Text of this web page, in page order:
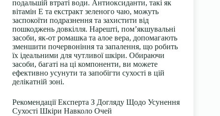
подальшій втраті води. Антиоксиданти, такі як
вітамін Е та екстракт зеленого чаю, можуть
заспокоїти подразнення та захистити від
пошкоджень довкілля. Нарешті, пом’якшувальні
засоби, як-от ромашка та алое вера, допомагають
зменшити почервоніння та запалення, що робить
їх ідеальними для чутливої шкіри. Обираючи
засоби, багаті на ці компоненти, ви можете
ефективно усунути та запобігти сухості в цій
делікатній зоні.
Рекомендації Експерта З Догляду Щодо Усунення
Сухості Шкіри Навколо Очей